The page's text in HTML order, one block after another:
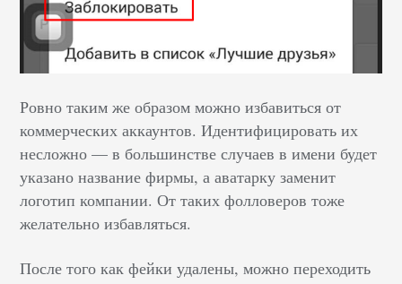
Ровно таким же образом можно избавиться от
коммерческих аккаунтов. Идентифицировать их
несложно — в большинстве случаев в имени будет
указано название фирмы, а аватарку заменит
логотип компании. От таких фолловеров тоже
желательно избавляться.
После того как фейки удалены, можно переходить